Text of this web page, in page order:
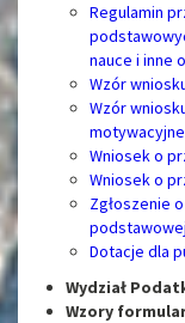
Regulamin
nauce i inne
Wzór
Wzór
motywacyjne
Wniosek o
Wniosek o
Zgłoszenie
podstawowej
Dotacje dla
Wydział
Wzory